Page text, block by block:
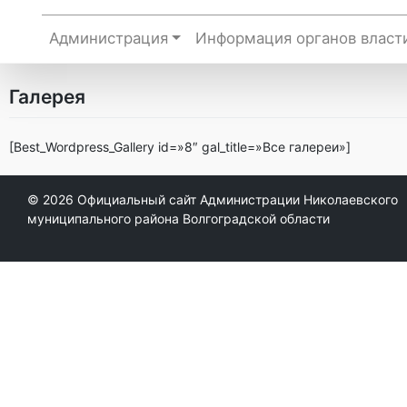
Администрация Информация органов
Галерея
[Best_Wordpress_Gallery id=»8″ gal_title=»Все галереи»]
© 2026 Официальный сайт Администрации Николаевского
муниципального района Волгоградской области